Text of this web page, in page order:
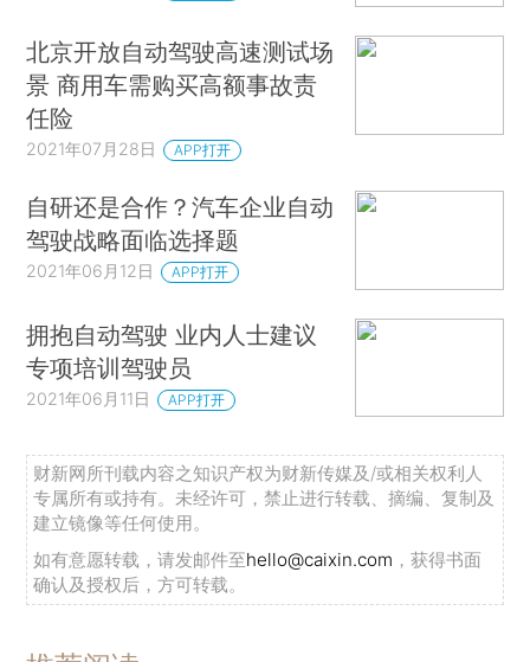
北京开放自动驾驶高速测试场
景 商用车需购买高额事故责
任险
2021年07月28日 APP打开
自研还是合作？汽车企业自动
驾驶战略面临选择题
2021年06月12日 APP打开
拥抱自动驾驶 业内人士建议
专项培训驾驶员
2021年06月11日 APP打开
财新网所刊载内容之知识产权为财新传媒及/或相关权利人
专属所有或持有。未经许可，禁止进行转载、摘编、复制及
建立镜像等任何使用。
如有意愿转载，请发邮件至hello@caixin.com ，获得书面
确认及授权后，方可转载。